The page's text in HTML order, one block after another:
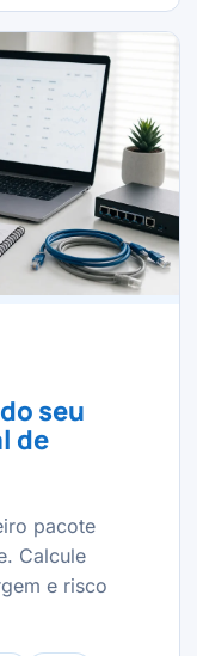
seu
de
pacote
Calcule
e risco